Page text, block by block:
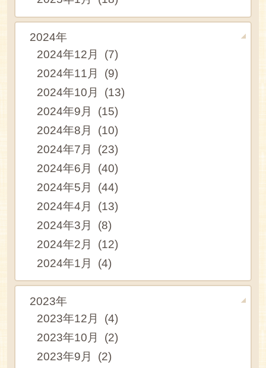
2024年
2024年12月 (7)
2024年11月 (9)
2024年10月 (13)
2024年9月 (15)
2024年8月 (10)
2024年7月 (23)
2024年6月 (40)
2024年5月 (44)
2024年4月 (13)
2024年3月 (8)
2024年2月 (12)
2024年1月 (4)
2023年
2023年12月 (4)
2023年10月 (2)
2023年9月 (2)